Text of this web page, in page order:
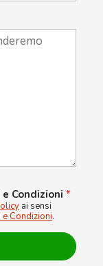
Condizioni *
ai sensi
e Condizioni.